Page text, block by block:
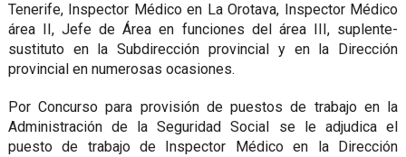
Tenerife, Inspector Médico en La Orotava, Inspector Médico
área II, Jefe de Área en funciones del área III, suplente-
sustituto en la Subdirección provincial y en la Dirección
provincial en numerosas ocasiones.
Por Concurso para provisión de puestos de trabajo en la
Administración de la Seguridad Social se le adjudica el
puesto de trabajo de Inspector Médico en la Dirección